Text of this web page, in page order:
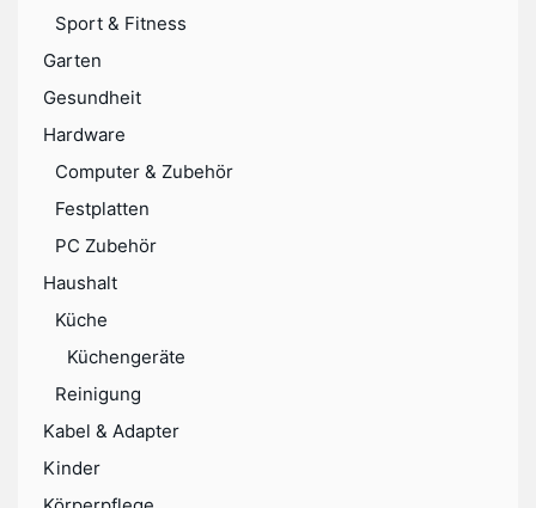
Sport & Fitness
Garten
Gesundheit
Hardware
Computer & Zubehör
Festplatten
PC Zubehör
Haushalt
Küche
Küchengeräte
Reinigung
Kabel & Adapter
Kinder